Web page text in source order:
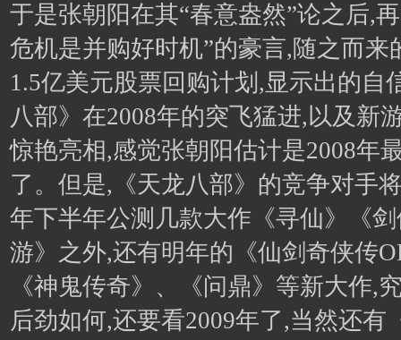
于是张朝阳在其“春意盎然”论之后,
危机是并购好时机”的豪言,随之而来
1.5亿美元股票回购计划,显示出的自
八部》在2008年的突飞猛进,以及新
惊艳亮相,感觉张朝阳估计是2008年
了。但是,《天龙八部》的竞争对手
年下半年公测几款大作《寻仙》《
游》之外,还有明年的《仙剑奇侠传
《神鬼传奇》、《问鼎》等新大作,
后劲如何,还要看2009年了,当然还有